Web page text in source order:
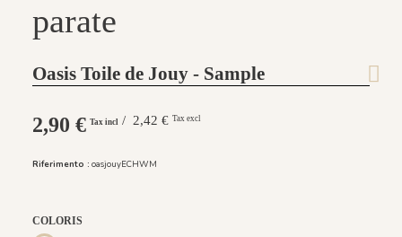
parate
Oasis Toile de Jouy - Sample
2,90 € Tax incl / 2,42 € Tax excl
Riferimento : oasjouyECHWM
COLORIS